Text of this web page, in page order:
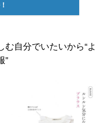
自分でいたいから“よ
”